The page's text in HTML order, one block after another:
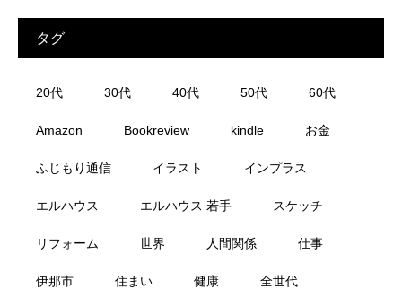
タグ
20代 30代 40代 50代 60代
Amazon Bookreview kindle お金
ふじもり通信 イラスト インプラス
エルハウス エルハウス 若手 スケッチ
リフォーム 世界 人間関係 仕事
伊那市 住まい 健康 全世代